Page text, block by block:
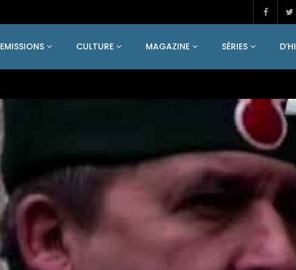
EMISSIONS CULTURE MAGAZINE SÉRIES